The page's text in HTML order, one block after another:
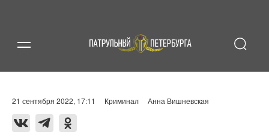
21 сентября 2022, 17:11 Криминал Анна Вишневская